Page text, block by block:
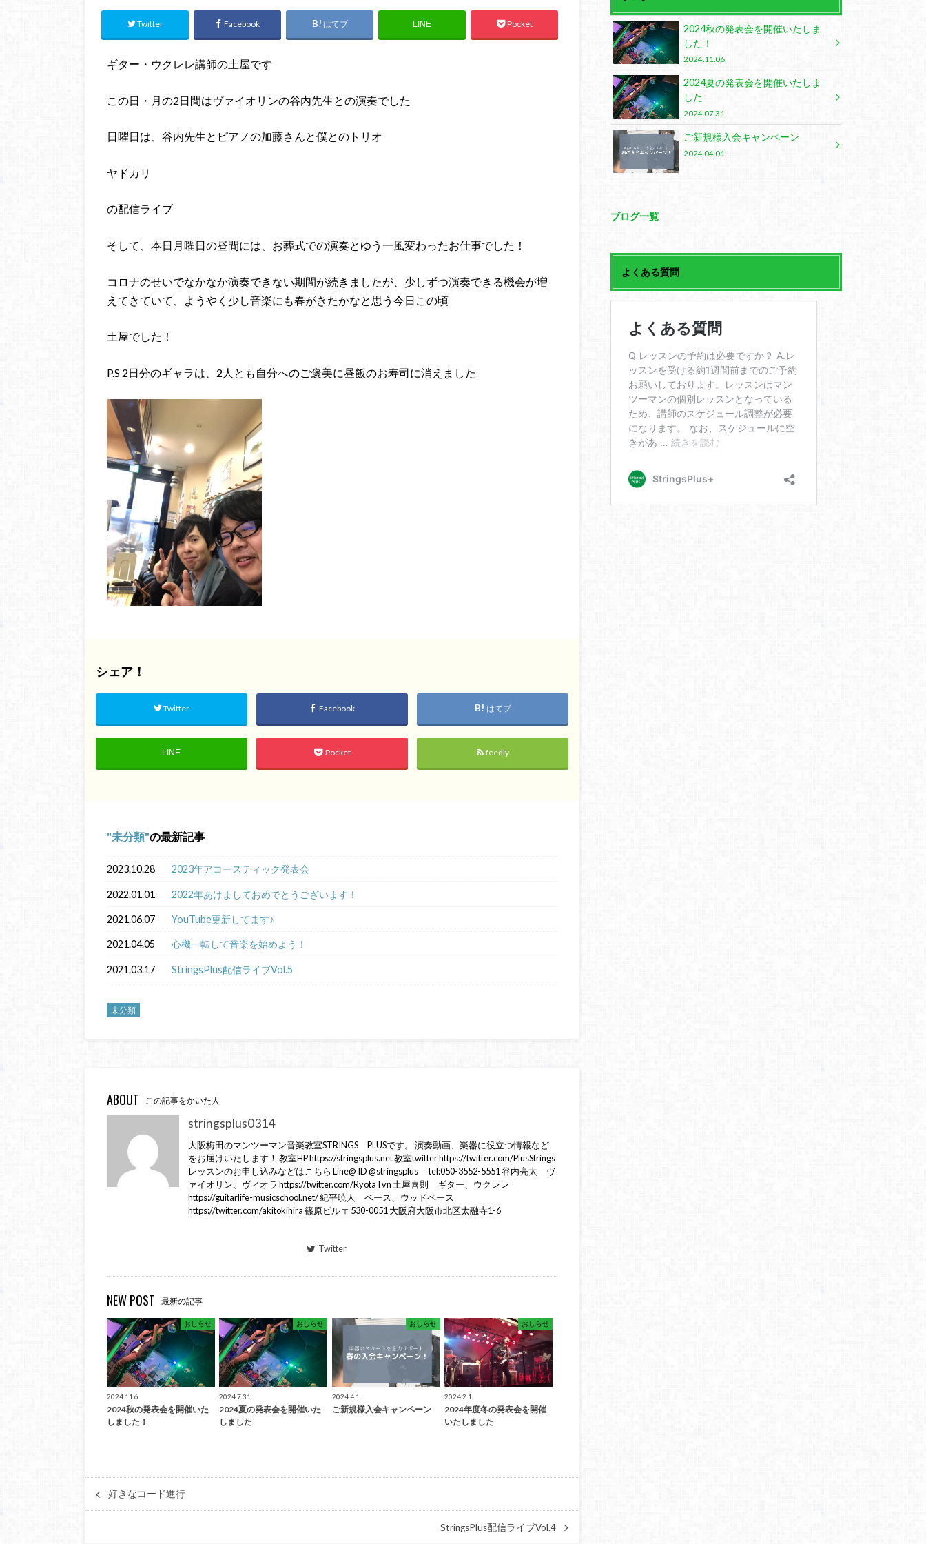
Twitter Facebook はてブ LINE Pocket
ギター・ウクレレ講師の土屋です
この日・月の2日間はヴァイオリンの谷内先生との演奏でした
日曜日は、谷内先生とピアノの加藤さんと僕とのトリオ
ヤドカリ
の配信ライブ
そして、本日月曜日の昼間には、お葬式での演奏とゆう一風変わったお仕事でした！
コロナのせいでなかなか演奏できない期間が続きましたが、少しずつ演奏できる機会が増
えてきていて、ようやく少し音楽にも春がきたかなと思う今日この頃
土屋でした！
P.S 2日分のギャラは、2人とも自分へのご褒美に昼飯のお寿司に消えました
シェア！
Twitter Facebook はてブ
LINE Pocket feedly
未分類 の最新記事
2023.10.28 2023年アコースティック発表会
2022.01.01 2022年あけましておめでとうございます！
2021.06.07 YouTube更新してます♪
2021.04.05 心機一転して音楽を始めよう！
2021.03.17 StringsPlus配信ライブVol.5
未分類
ABOUT この記事をかいた人
stringsplus0314
大阪梅田のマンツーマン音楽教室STRINGS PLUSです。 演奏動画、楽器に役立つ情報など
をお届けいたします！ 教室HP https://stringsplus.net 教室twitter https://twitter.com/PlusStrings
レッスンのお申し込みなどはこちら Line@ ID @stringsplus tel:050-3552-5551 谷内亮太 ヴ
ァイオリン、ヴィオラ https://twitter.com/RyotaTvn 土屋喜則 ギター、ウクレレ
https://guitarlife-musicschool.net/ 紀平暁人 ベース、ウッドベース
https://twitter.com/akitokihira 篠原ビル 〒530-0051 大阪府大阪市北区太融寺1-6
Twitter
NEW POST 最新の記事
おしらせ
2024.11.6
2024秋の発表会を開催いた
しました！
おしらせ
2024.7.31
2024夏の発表会を開催いた
しました
おしらせ
2024.4.1
ご新規様入会キャンペーン
おしらせ
2024.2.1
2024年度冬の発表会を開催
いたしました
好きなコード進行
StringsPlus配信ライブVol.4
2024秋の発表会を開催いたしま
した！
2024.11.06
2024夏の発表会を開催いたしま
した
2024.07.31
ご新規様入会キャンペーン
2024.04.01
ブログ一覧
よくある質問